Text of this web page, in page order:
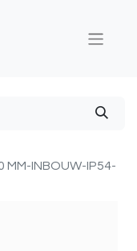
MM-INBOUW-IP54-